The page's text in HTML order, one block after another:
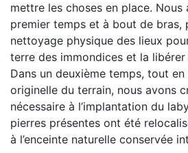
mettre les choses en place. Nous
premier temps et à bout de bras,
nettoyage physique des lieux
terre des immondices et la
Dans un deuxième temps, tout
originelle du terrain, nous avons
nécessaire à l’implantation du
pierres présentes ont été
à l’enceinte naturelle conservée